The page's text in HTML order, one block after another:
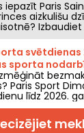
ar DJ
iepazīt Paris
aizkulišu
Izbaudiet
apmeklēt
virkni
2026.
sporta
Paris Sport
līdz 2026.
ar bezmaksas
un bez